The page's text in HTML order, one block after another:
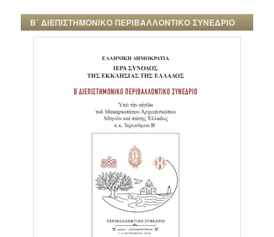
Β΄ ΔΙΕΠΙΣΤΗΜΟΝΙΚΟ ΠΕΡΙΒΑΛΛΟΝΤΙΚΟ ΣΥΝΕΔΡΙΟ